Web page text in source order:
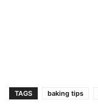
TAGS baking tips